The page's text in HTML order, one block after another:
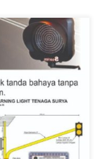
Warning
Murah Pabrik
Rambu
peralatan
peringatah
hati saat